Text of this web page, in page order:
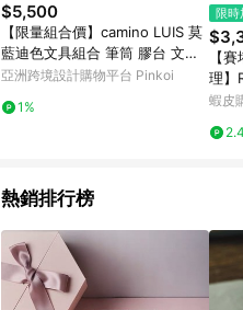
$5,500
【限量組合價】camino LUIS 莫
藍迪色文具組合 筆筒 膠台 文件
架
亞洲跨境設計購物平台 Pinkoi
1%
限時
【
理】
攜式
蝦皮
熱銷排行榜